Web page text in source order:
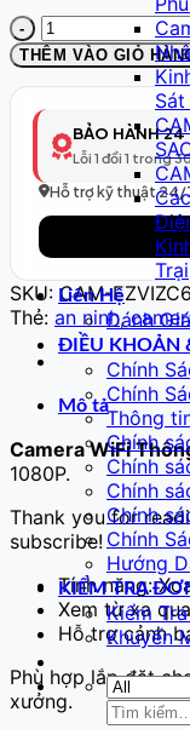
Liên Hệ
Đánh Giá
ĐIỀU KHOẢN
Chính
Chính
Thông
Chính
Chính
Chính
Chính
Chính
Hướng
KIỂM TRA
Kiểm
Khuyến
Tìm
Camera
WiFi
Thông
EZVIZ
C6N
2MP
Full
HD
1080P
Xoay
360°,
Theo
dõi
chuyển
động
lượng
THÊM VÀO GIỎ
BẢO HÀNH 24
Lỗi 1 đổi 1 trong
Hỗ trợ kỹ thuật 24/
SKU: CAM-
Thẻ: an ninh,
Mô tả
Camera WiFi
1080P.
Thank you for
subscribe!
Tính năng:
Xem từ xa
Hỗ trợ cảnh
Phù hợp lắp đặt
xưởng.